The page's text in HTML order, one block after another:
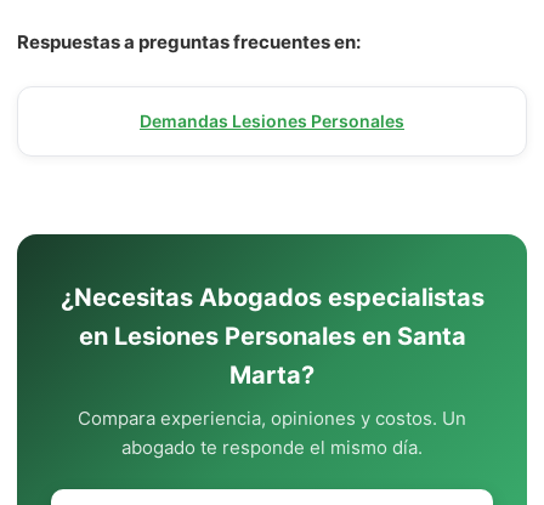
Respuestas a preguntas frecuentes en:
Demandas Lesiones Personales
¿Necesitas Abogados especialistas
en Lesiones Personales en Santa
Marta?
Compara experiencia, opiniones y costos. Un
abogado te responde el mismo día.